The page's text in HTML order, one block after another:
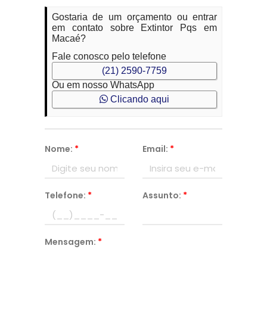
Gostaria de um orçamento ou entrar
em contato sobre Extintor Pqs em
Macaé?
Fale conosco pelo telefone
(21) 2590-7759
Ou em nosso WhatsApp
Clicando aqui
Nome: * Email: *
Telefone: * Assunto: *
Mensagem: *